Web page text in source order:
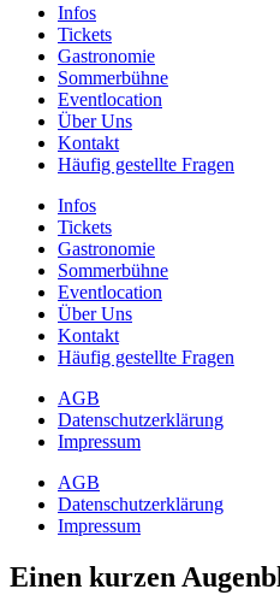
Infos
Tickets
Gastronomie
Sommerbühne
Eventlocation
Über Uns
Kontakt
Häufig gestellte Fragen
Infos
Tickets
Gastronomie
Sommerbühne
Eventlocation
Über Uns
Kontakt
Häufig gestellte Fragen
AGB
Datenschutzerklärung
Impressum
AGB
Datenschutzerklärung
Impressum
Einen kurzen